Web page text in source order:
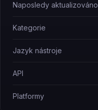
Naposledy aktualizováno
Kategorie
Jazyk nástroje
API
Platformy